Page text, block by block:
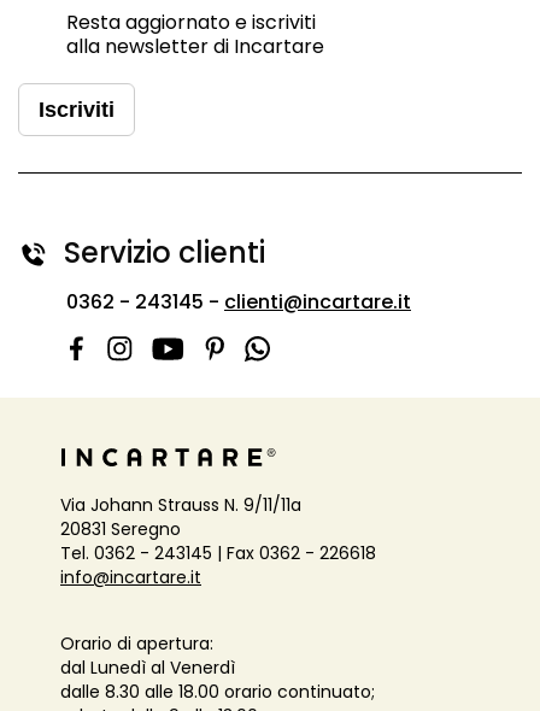
Resta aggiornato e iscriviti
alla newsletter di Incartare
Iscriviti
Servizio clienti
0362 - 243145 - clienti@incartare.it
Via Johann Strauss N. 9/11/11a
20831 Seregno
Tel. 0362 - 243145 | Fax 0362 - 226618
info@incartare.it
Orario di apertura:
dal Lunedì al Venerdì
dalle 8.30 alle 18.00 orario continuato;